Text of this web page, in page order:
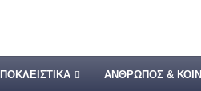
ΑΝΘΡΩΠΟΣ &